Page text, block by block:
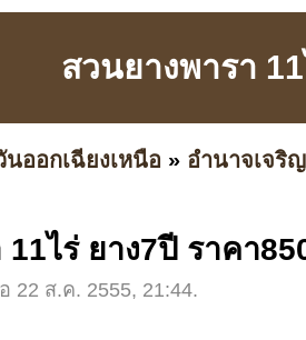
สวนยางพารา
ออกเฉียงเหนือ » อำนาจเจริญ
ไร่ ยาง7ปี ราคา
22 ส.ค. 2555, 21:44.